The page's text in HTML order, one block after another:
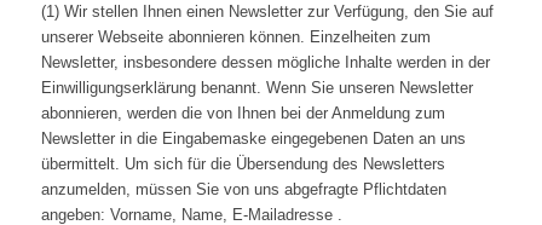
(1) Wir stellen Ihnen einen Newsletter zur Verfügung, den Sie auf
unserer Webseite abonnieren können. Einzelheiten zum
Newsletter, insbesondere dessen mögliche Inhalte werden in der
Einwilligungserklärung benannt. Wenn Sie unseren Newsletter
abonnieren, werden die von Ihnen bei der Anmeldung zum
Newsletter in die Eingabemaske eingegebenen Daten an uns
übermittelt. Um sich für die Übersendung des Newsletters
anzumelden, müssen Sie von uns abgefragte Pflichtdaten
angeben: Vorname, Name, E-Mailadresse .